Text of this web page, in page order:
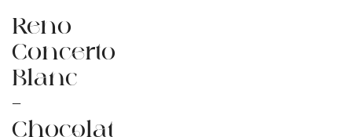
Reno
Concerto
Blanc
–
Chocolat